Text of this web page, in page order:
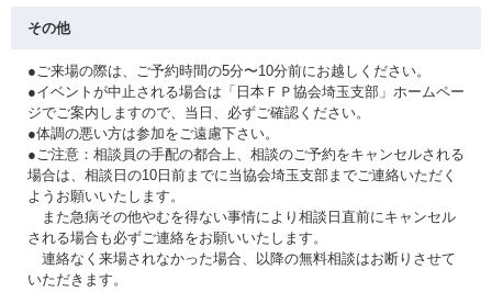
その他
●ご来場の際は、ご予約時間の5分〜10分前にお越しください。
●イベントが中止される場合は「日本ＦＰ協会埼玉支部」ホームペー
ジでご案内しますので、当日、必ずご確認ください。
●体調の悪い方は参加をご遠慮下さい。
●ご注意：相談員の手配の都合上、相談のご予約をキャンセルされる
場合は、相談日の10日前までに当協会埼玉支部までご連絡いただく
ようお願いいたします。
また急病その他やむを得ない事情により相談日直前にキャンセル
される場合も必ずご連絡をお願いいたします。
連絡なく来場されなかった場合、以降の無料相談はお断りさせて
いただきます。